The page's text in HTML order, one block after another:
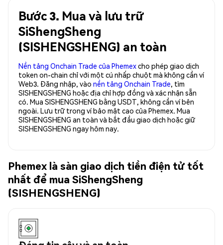
Bước 3. Mua và lưu trữ
SiShengSheng
(SISHENGSHENG) an toàn
Nền tảng Onchain Trade của Phemexcho phép giao dịch
token on-chain chỉ với một cú nhấp chuột mà không cần ví
Web3. Đăng nhập, vào nền tảng Onchain Trade, tìm
SISHENGSHENG hoặc địa chỉ hợp đồng và xác nhận sẵn
có. Mua SISHENGSHENG bằng USDT, không cần ví bên
ngoài. Lưu trữ trong ví bảo mật cao của Phemex. Mua
SISHENGSHENG an toàn và bắt đầu giao dịch hoặc giữ
SISHENGSHENG ngay hôm nay.
Phemex là sàn giao dịch tiền điện tử tốt
nhất để mua SiShengSheng
(SISHENGSHENG)